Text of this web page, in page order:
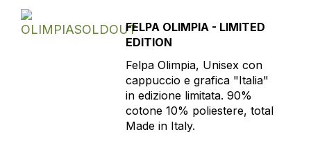
FELPA OLIMPIA - LIMITED
EDITION
Felpa Olimpia, Unisex con
cappuccio e grafica "Italia"
in edizione limitata. 90%
cotone 10% poliestere, total
Made in Italy.